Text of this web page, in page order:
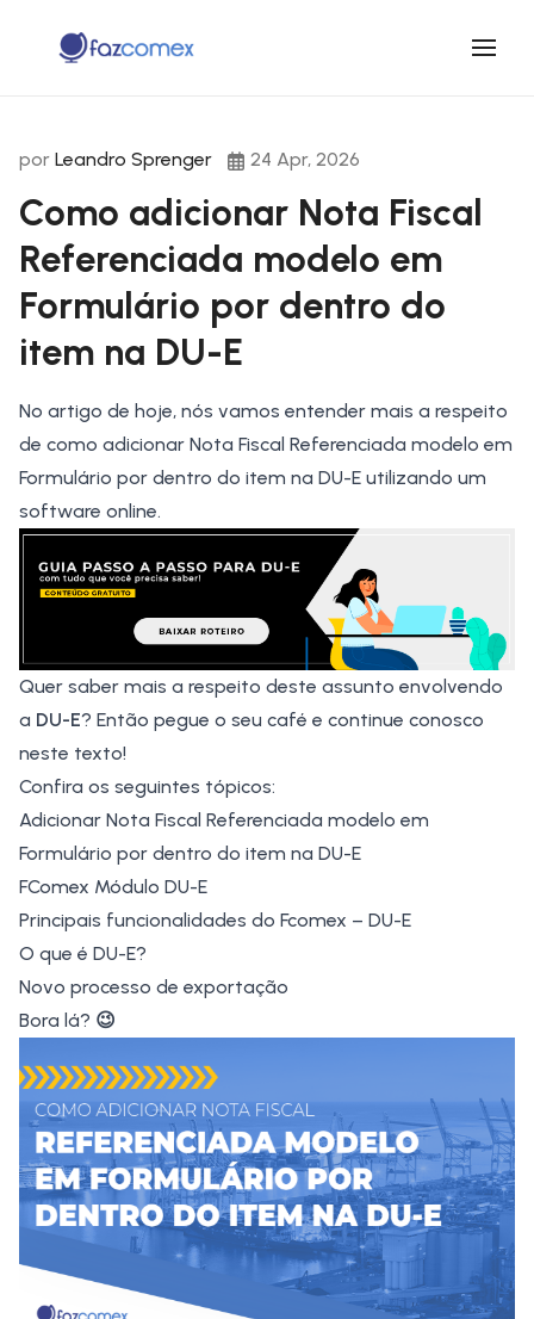
por Leandro Sprenger 24 Apr, 2026
Como adicionar Nota Fiscal
Referenciada modelo em
Formulário por dentro do
item na DU-E
No artigo de hoje, nós vamos entender mais a respeito
de como adicionar Nota Fiscal Referenciada modelo em
Formulário por dentro do item na DU-E utilizando um
software online.
Quer saber mais a respeito deste assunto envolvendo
a DU-E? Então pegue o seu café e continue conosco
neste texto!
Confira os seguintes tópicos:
Adicionar Nota Fiscal Referenciada modelo em
Formulário por dentro do item na DU-E
FComex Módulo DU-E
Principais funcionalidades do Fcomex – DU-E
O que é DU-E?
Novo processo de exportação
Bora lá? 😉